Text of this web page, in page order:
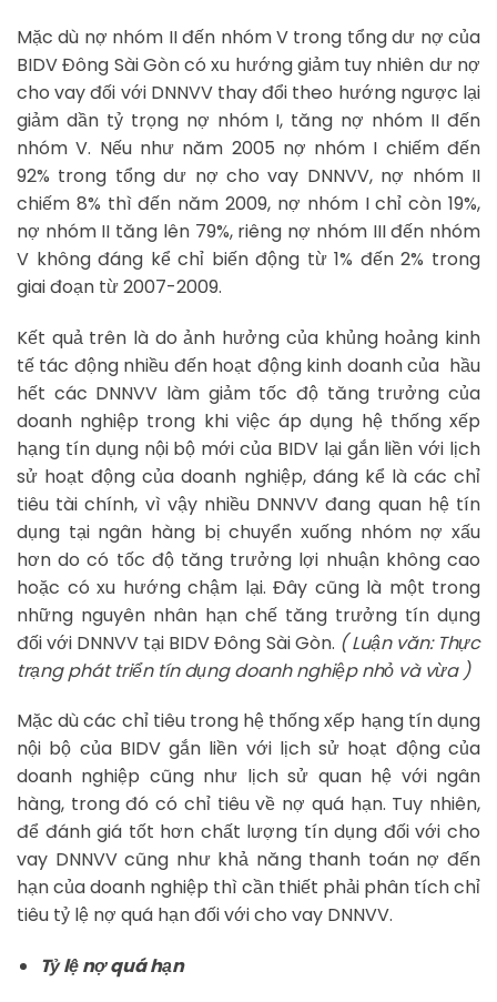
Mặc dù nợ nhóm II đến nhóm V trong tổng dư nợ của
BIDV Đông Sài Gòn có xu hướng giảm tuy nhiên dư nợ
cho vay đối với DNNVV thay đổi theo hướng ngược lại
giảm dần tỷ trọng nợ nhóm I, tăng nợ nhóm II đến
nhóm V. Nếu như năm 2005 nợ nhóm I chiếm đến
92% trong tổng dư nợ cho vay DNNVV, nợ nhóm II
chiếm 8% thì đến năm 2009, nợ nhóm I chỉ còn 19%,
nợ nhóm II tăng lên 79%, riêng nợ nhóm III đến nhóm
V không đáng kể chỉ biến động từ 1% đến 2% trong
giai đoạn từ 2007-2009.
Kết quả trên là do ảnh hưởng của khủng hoảng kinh
tế tác động nhiều đến hoạt động kinh doanh của hầu
hết các DNNVV làm giảm tốc độ tăng trưởng của
doanh nghiệp trong khi việc áp dụng hệ thống xếp
hạng tín dụng nội bộ mới của BIDV lại gắn liền với lịch
sử hoạt động của doanh nghiệp, đáng kể là các chỉ
tiêu tài chính, vì vậy nhiều DNNVV đang quan hệ tín
dụng tại ngân hàng bị chuyển xuống nhóm nợ xấu
hơn do có tốc độ tăng trưởng lợi nhuận không cao
hoặc có xu hướng chậm lại. Đây cũng là một trong
những nguyên nhân hạn chế tăng trưởng tín dụng
đối với DNNVV tại BIDV Đông Sài Gòn. ( Luận văn: Thực
trạng phát triển tín dụng doanh nghiệp nhỏ và vừa )
Mặc dù các chỉ tiêu trong hệ thống xếp hạng tín dụng
nội bộ của BIDV gắn liền với lịch sử hoạt động của
doanh nghiệp cũng như lịch sử quan hệ với ngân
hàng, trong đó có chỉ tiêu về nợ quá hạn. Tuy nhiên,
để đánh giá tốt hơn chất lượng tín dụng đối với cho
vay DNNVV cũng như khả năng thanh toán nợ đến
hạn của doanh nghiệp thì cần thiết phải phân tích chỉ
tiêu tỷ lệ nợ quá hạn đối với cho vay DNNVV.
Tỷ lệ nợ quá hạn